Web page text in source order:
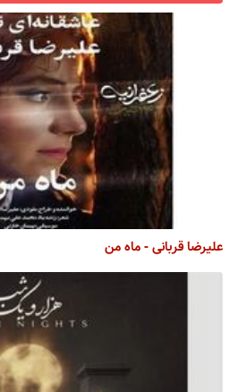
علیرضا قربانی - ماه من